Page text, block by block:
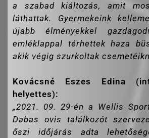
a szabad kiáltozás, amit
láthattak. Gyermekeink
újabb élményekkel
emléklappal térhettek haza
akik végig szurkoltak
Kovácsné Eszes Edina
helyettes):
„2021. 09. 29-én a Wellis
Dabas ovis találkozót
őszi időjárás adta